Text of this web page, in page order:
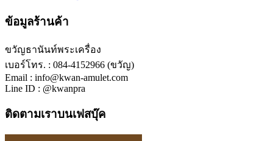
ข้อมูลร้านค้า
ขวัญธานันท์พระเครื่อง
เบอร์โทร. : 084-4152966 (ขวัญ)
Email : info@kwan-amulet.com
Line ID : @kwanpra
ติดตามเราบนเฟสบุ๊ค